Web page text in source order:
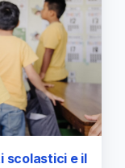
scolastici e il